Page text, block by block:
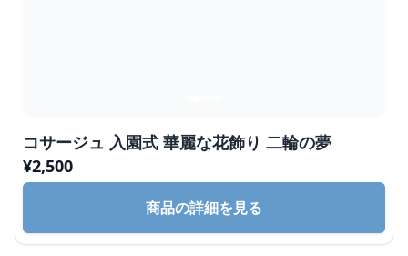
コサージュ 入園式 華麗な花飾り 二輪の夢
¥2,500
商品の詳細を見る